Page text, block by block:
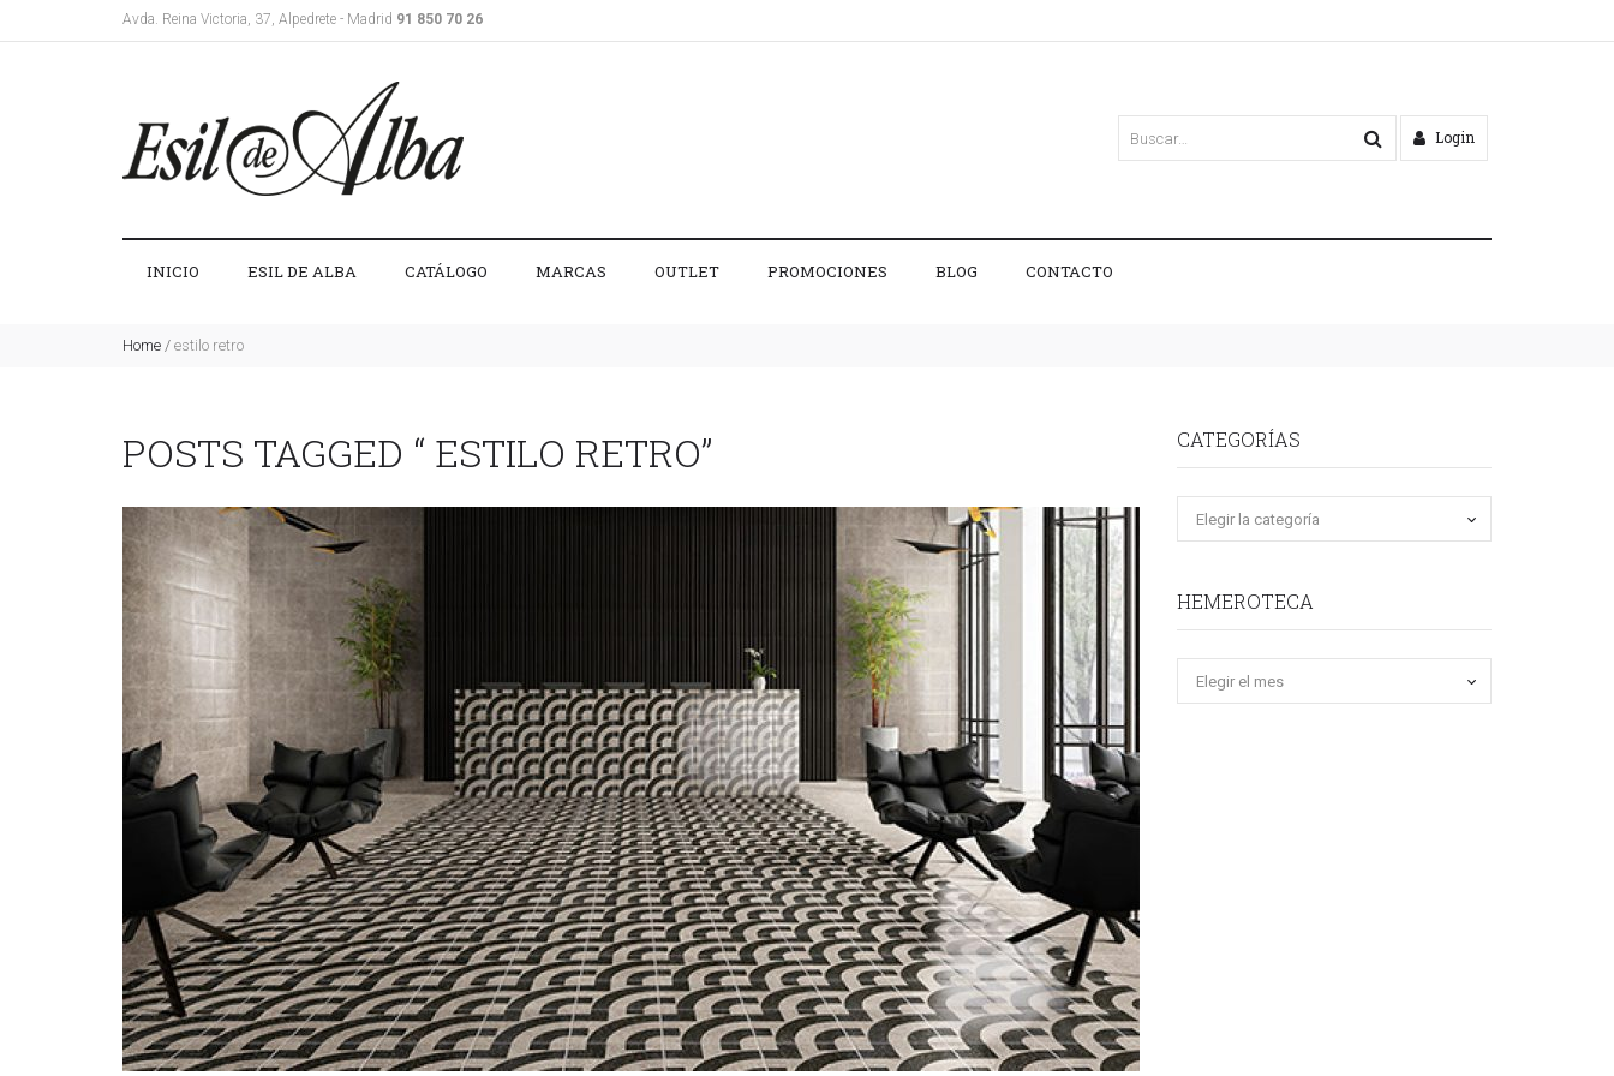
Avda. Reina Victoria, 37, Alpedrete - Madrid 91 850 70 26
Login
INICIO ESIL DE ALBA CATÁLOGO MARCAS OUTLET PROMOCIONES BLOG CONTACTO
Home / estilo retro
CATEGORÍAS
HEMEROTECA
POSTS TAGGED “ ESTILO RETRO”